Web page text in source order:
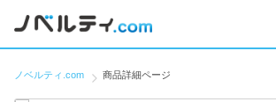
ノベルティ.com 商品詳細ページ